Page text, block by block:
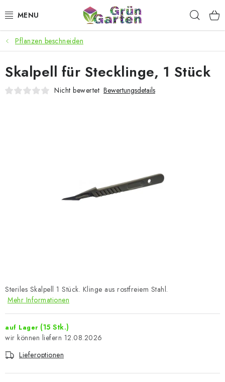
Inhalt
ANGEBOTE
LED PFLANZENLAMPEN
ANBAUBEDARF FÜR DEN HEIMANBAU
Geschäftsbewertung
Pflanzen beschneiden
Steriles Skalpell 1 Stück. Klinge aus rostfreiem Stahl.
Mehr Informationen
auf Lager (15 Stk.)
12.08.2026
Lieferoptionen
Skalpell für Stecklinge, 1 Stück
Nicht bewertet Bewertungsdetails